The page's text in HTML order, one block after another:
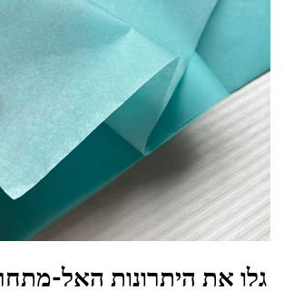
גלו את היתרונות האל-